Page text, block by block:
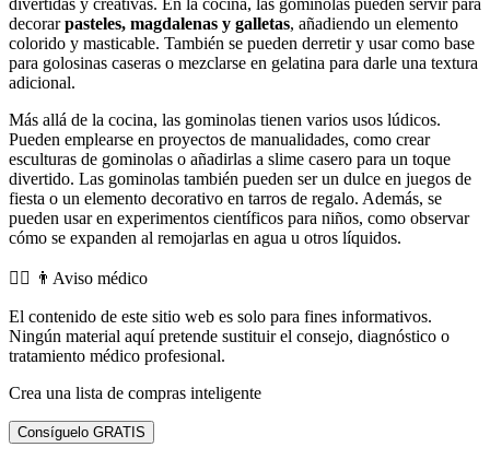
decorarpasteles, magdalenas y galletas, añadiendo un elemento
colorido y masticable. También se pueden derretir y usar como base
para golosinas caseras o mezclarse en gelatina para darle una textura
adicional.
Más allá de la cocina, las gominolas tienen varios usos lúdicos.
Pueden emplearse en proyectos de manualidades, como crear
esculturas de gominolas o añadirlas a slime casero para un toque
divertido. Las gominolas también pueden ser un dulce en juegos de
fiesta o un elemento decorativo en tarros de regalo. Además, se
pueden usar en experimentos científicos para niños, como observar
cómo se expanden al remojarlas en agua u otros líquidos.
👨‍⚕️️ 👨Aviso médico
El contenido de este sitio web es solo para fines informativos.
Ningún material aquí pretende sustituir el consejo, diagnóstico o
tratamiento médico profesional.
Crea una lista de compras inteligente
Consíguelo GRATIS